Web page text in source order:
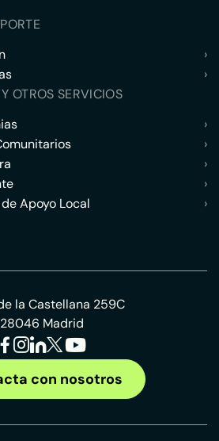
›
›
OTROS SERVICIOS
›
›
›
›
Apoyo Local
›
la Castellana 259C
28046 Madrid
con nosotros